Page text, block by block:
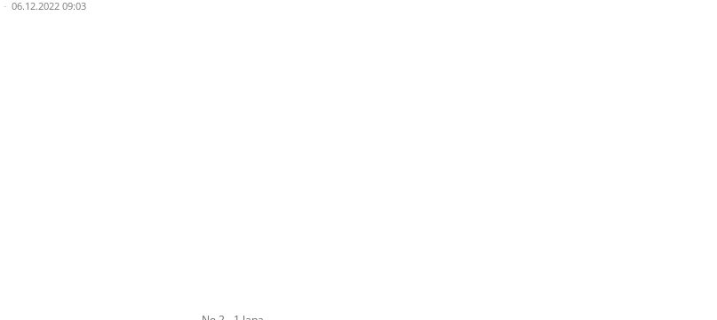
- 06.12.2022 09:03